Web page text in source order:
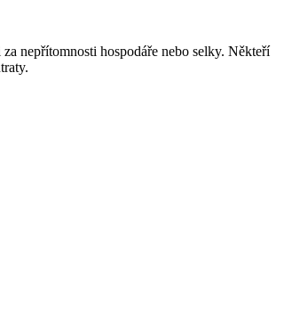
nepřítomnosti hospodáře nebo selky. Někteří